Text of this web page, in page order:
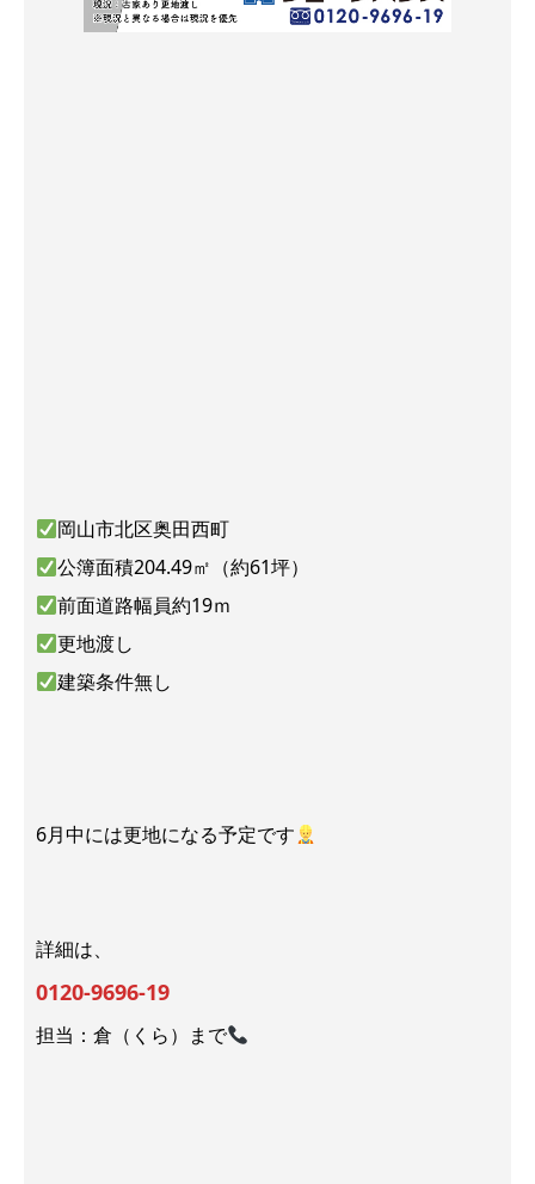
岡山市北区奥田西町
公簿面積204.49㎡（約61坪）
前面道路幅員約19ｍ
更地渡し
建築条件無し
6月中には更地になる予定です
詳細は、
0120-9696-19
担当：倉（くら）まで